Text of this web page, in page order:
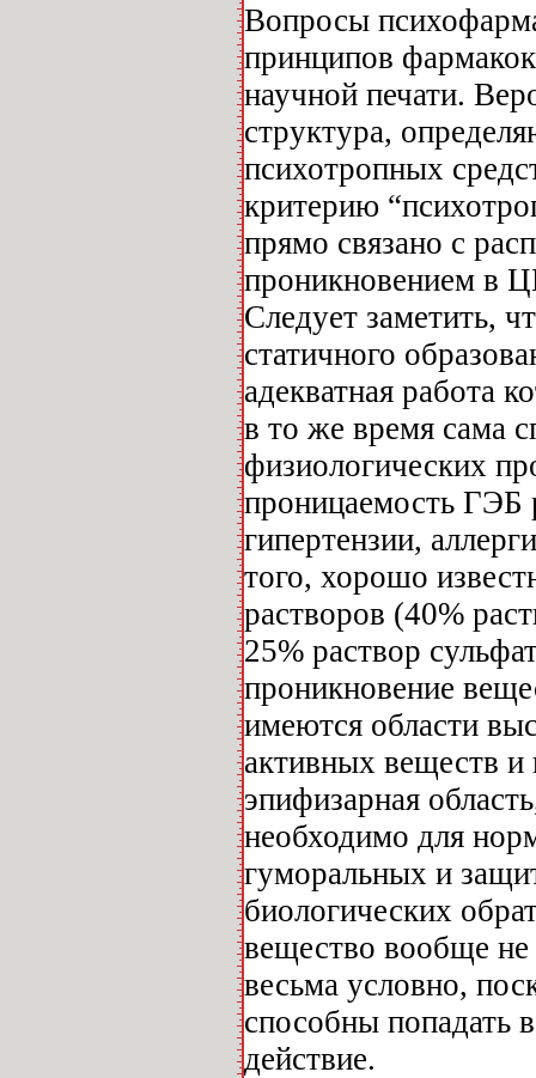
Вопросы
принципов
научной печати.
структура,
психотропных
критерию
прямо связано с
проникновением в
Следует заметить,
статичного
адекватная работа
в то же время сама
физиологических
проницаемость ГЭБ
гипертензии,
того, хорошо
растворов (40%
25% раствор
проникновение
имеются области
активных веществ и
эпифизарная
необходимо для
гуморальных и
биологических
вещество вообще
весьма условно,
способны попадать
действие.